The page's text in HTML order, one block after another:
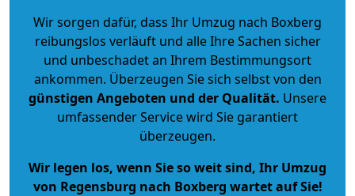
Wir sorgen dafür, dass Ihr Umzug nach Boxberg
reibungslos verläuft und alle Ihre Sachen sicher
und unbeschadet an Ihrem Bestimmungsort
ankommen. Überzeugen Sie sich selbst von den
günstigen Angeboten und der Qualität. Unsere
umfassender Service wird Sie garantiert
überzeugen.
Wir legen los, wenn Sie so weit sind, Ihr Umzug
von Regensburg nach Boxberg wartet auf Sie!